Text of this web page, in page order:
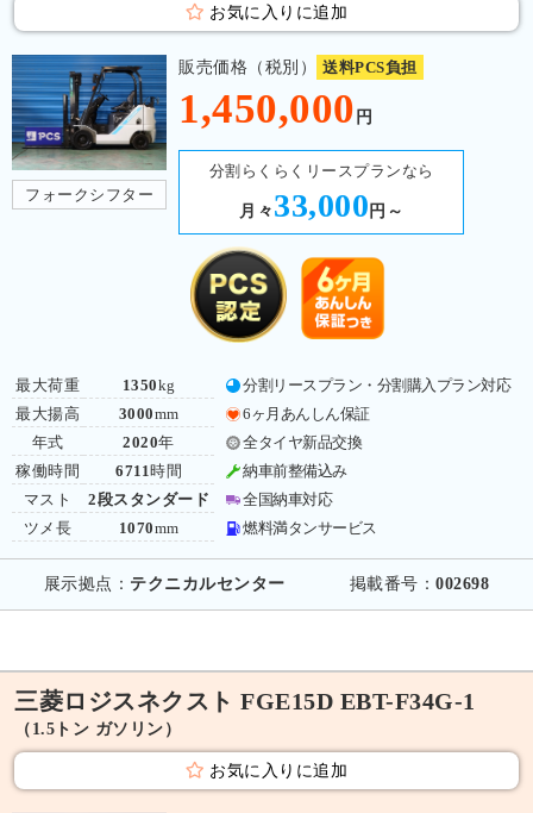
お気に入りに追加
フォークシフター
販売価格（税別） 送料PCS負担
1,450,000 円
分割らくらくリースプランなら
月々 33,000 円～
最大荷重
最大揚高
年式
稼働時間
マスト
ツメ長
1350kg
3000mm
2020年
6711 時間
2段スタンダード
1070mm
分割リースプラン・分割購入プラン対応
6ヶ月あんしん保証
全タイヤ新品交換
納車前整備込み
全国納車対応
燃料満タンサービス
展示拠点： テクニカルセンター 掲載番号：002698
三菱ロジスネクスト FGE15D EBT-F34G-1
（1.5トン ガソリン）
お気に入りに追加